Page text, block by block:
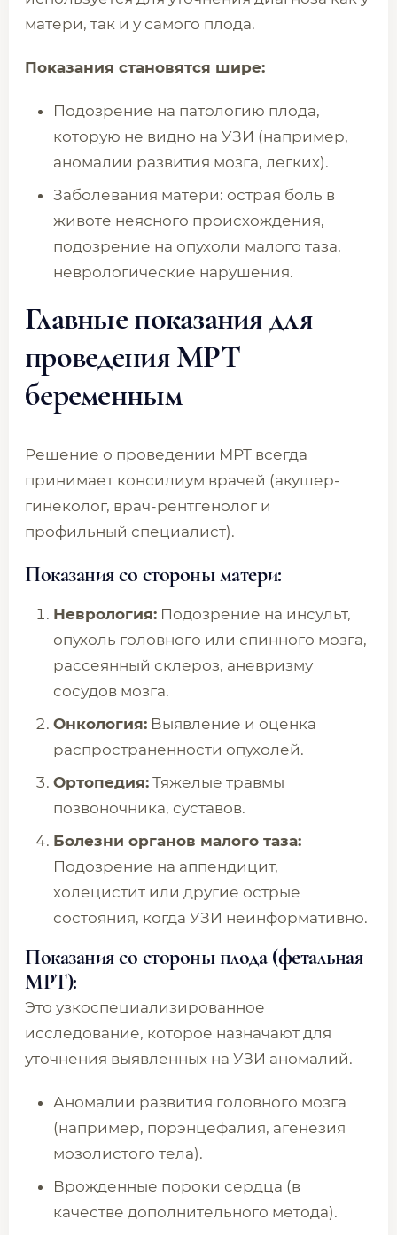
матери, так и у самого плода.
Показания становятся шире:
Подозрение на патологию плода,
которую не видно на УЗИ (например,
аномалии развития мозга, легких).
Заболевания матери: острая боль в
животе неясного происхождения,
подозрение на опухоли малого таза,
неврологические нарушения.
Главные показания для
проведения МРТ
беременным
Решение о проведении МРТ всегда
принимает консилиум врачей (акушер-
гинеколог, врач-рентгенолог и
профильный специалист).
Показания со стороны матери:
Неврология: Подозрение на инсульт,
опухоль головного или спинного мозга,
рассеянный склероз, аневризму
сосудов мозга.
Онкология: Выявление и оценка
распространенности опухолей.
Ортопедия: Тяжелые травмы
позвоночника, суставов.
Болезни органов малого таза:
Подозрение на аппендицит,
холецистит или другие острые
состояния, когда УЗИ неинформативно.
Показания со стороны плода (фетальная
МРТ):
Это узкоспециализированное
исследование, которое назначают для
уточнения выявленных на УЗИ аномалий.
Аномалии развития головного мозга
(например, порэнцефалия, агенезия
мозолистого тела).
Врожденные пороки сердца (в
качестве дополнительного метода).